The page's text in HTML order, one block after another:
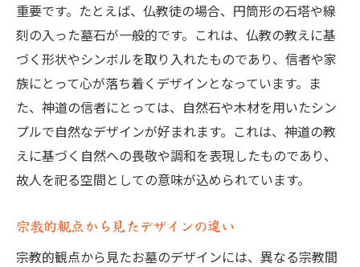
重要です。たとえば、仏教徒の場合、円筒形の石塔や線
刻の入った墓石が一般的です。これは、仏教の教えに基
づく形状やシンボルを取り入れたものであり、信者や家
族にとって心が落ち着くデザインとなっています。ま
た、神道の信者にとっては、自然石や木材を用いたシン
プルで自然なデザインが好まれます。これは、神道の教
えに基づく自然への畏敬や調和を表現したものであり、
故人を祀る空間としての意味が込められています。
宗教的観点から見たデザインの違い
宗教的観点から見たお墓のデザインには、異なる宗教間